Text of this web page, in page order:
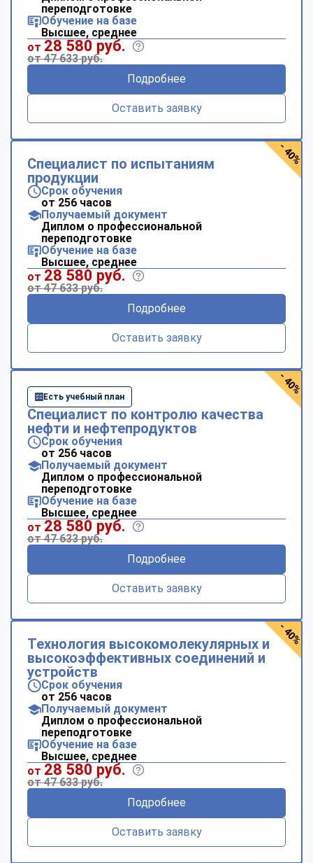
переподготовке
Обучение на базе
Высшее, среднее
от 28 580 руб.
от 47 633 руб.
Подробнее
Оставить заявку
Специалист по испытаниям
продукции
Срок обучения
от 256 часов
Получаемый документ
Диплом о профессиональной
переподготовке
Обучение на базе
Высшее, среднее
от 28 580 руб.
от 47 633 руб.
Подробнее
Оставить заявку
- 40%
Есть учебный план
Специалист по контролю качества
нефти и нефтепродуктов
Срок обучения
от 256 часов
Получаемый документ
Диплом о профессиональной
переподготовке
Обучение на базе
Высшее, среднее
от 28 580 руб.
от 47 633 руб.
Подробнее
Оставить заявку
- 40%
Технология высокомолекулярных и
высокоэффективных соединений и
устройств
Срок обучения
от 256 часов
Получаемый документ
Диплом о профессиональной
переподготовке
Обучение на базе
Высшее, среднее
от 28 580 руб.
от 47 633 руб.
Подробнее
Оставить заявку
- 40%